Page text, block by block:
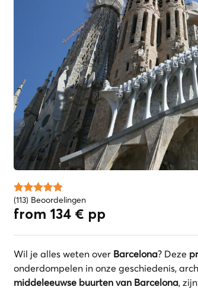
(113) Beoordelingen
from 134 € pp
Wil je alles weten over Barcelona? Deze
onderdompelen in onze geschiedenis,
middeleeuwse buurten van Barcelona,